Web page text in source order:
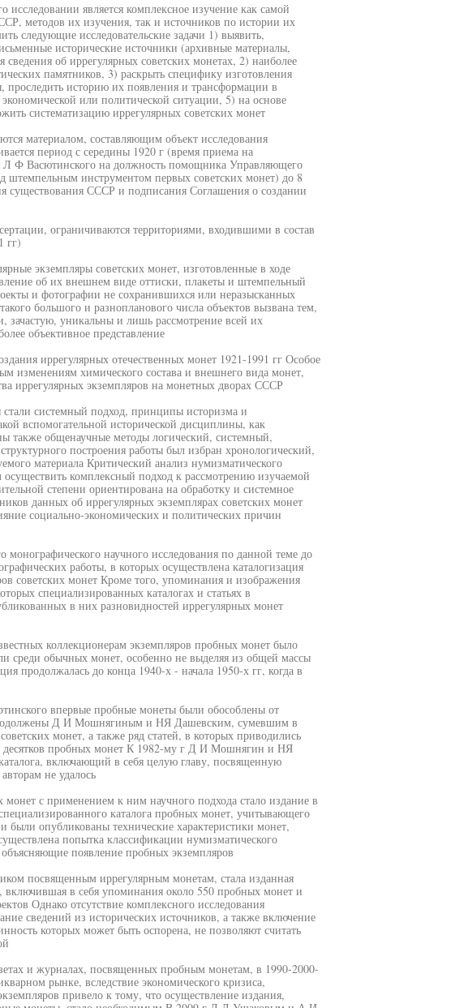
является комплексное изучение как самой
методов их изучения, так и источников по истории их
следующие исследовательские задачи 1) выявить,
исторические источники (архивные материалы,
об иррегулярных советских монетах, 2) наиболее
памятников, 3) раскрыть специфику изготовления
проследить историю их появления и трансформации в
или политической ситуации, 5) на основе
систематизацию иррегулярных советских монет
материалом, составляющим объект исследования
период с середины 1920 г (время приема на
Л Ф Васютинского на должность помощника Управляющего
штемпельным инструментом первых советских монет) до 8
существования СССР и подписания Соглашения о создании
ограничиваются территориями, входившими в состав
гг)
экземпляры советских монет, изготовленные в ходе
об их внешнем виде оттиски, плакеты и штемпельный
и фотографии не сохранившихся или неразысканных
большого и разнопланового числа объектов вызвана тем,
зачастую, уникальны и лишь рассмотрение всей их
объективное представление
иррегулярных отечественных монет 1921-1991 гг Особое
изменениям химического состава и внешнего вида монет,
иррегулярных экземпляров на монетных дворах СССР
стали системный подход, принципы историзма и
вспомогательной исторической дисциплины, как
также общенаучные методы логический, системный,
построения работы был избран хронологический,
материала Критический анализ нумизматического
комплексный подход к рассмотрению изучаемой
степени ориентирована на обработку и системное
данных об иррегулярных экземплярах советских монет
социально-экономических и политических причин
научного исследования по данной теме до
работы, в которых осуществлена каталогизация
советских монет Кроме того, упоминания и изображения
специализированных каталогах и статьях в
в них разновидностей иррегулярных монет
коллекционерам экземпляров пробных монет было
среди обычных монет, особенно не выделяя из общей массы
продолжалась до конца 1940-х - начала 1950-х гг, когда в
впервые пробные монеты были обособлены от
Д И Мошнягиным и НЯ Дашевским, сумевшим в
монет, а также ряд статей, в которых приводились
десятков пробных монет К 1982-му г Д И Мошнягин и НЯ
включающий в себя целую главу, посвященную
не удалось
с применением к ним научного подхода стало издание в
каталога пробных монет, учитывающего
были опубликованы технические характеристики монет,
попытка классификации нумизматического
появление пробных экземпляров
посвященным иррегулярным монетам, стала изданная
включившая в себя упоминания около 550 пробных монет и
Однако отсутствие комплексного исследования
сведений из исторических источников, а также включение
которых может быть оспорена, не позволяют считать
и журналах, посвященных пробным монетам, в 1990-2000-
рынке, вследствие экономического кризиса,
привело к тому, что осуществление издания,